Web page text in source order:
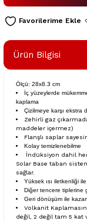
Ürün Bilgisi
Ölçü: 28x8.3 cm
İç yüzeylerde
kaplama
Çizilmeye karşı ekstra
Zehirli gaz
maddeler içermez)
Flanşlı saplar
Kolay temizlenebilme
İndüksiyon dahil
Solar Base taban
sağlar.
Yüksek ısı iletkenliği
Diğer tencere tiplerine
Geri dönüşüm ile
Volkanit
değil, 2 değil tam 5 kat